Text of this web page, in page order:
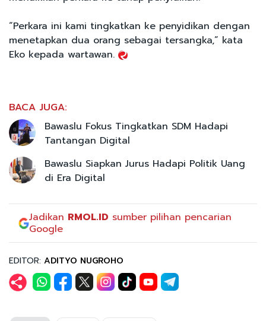
“Perkara ini kami tingkatkan ke penyidikan dengan
menetapkan dua orang sebagai tersangka,” kata
Eko kepada wartawan.
BACA JUGA:
Bawaslu Fokus Tingkatkan SDM Hadapi
Tantangan Digital
Bawaslu Siapkan Jurus Hadapi Politik Uang
di Era Digital
Jadikan RMOL.ID sumber pilihan pencarian
Google
EDITOR: ADITYO NUGROHO